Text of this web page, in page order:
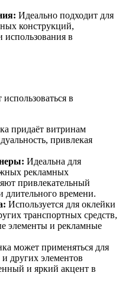
Идеально подходит для
конструкций,
использования в
в
придаёт витринам
привлекая
Идеальна для
рекламных
привлекательный
времени.
Используется для оклейки
транспортных средств,
элементы и рекламные
может применяться для
других элементов
и яркий акцент в